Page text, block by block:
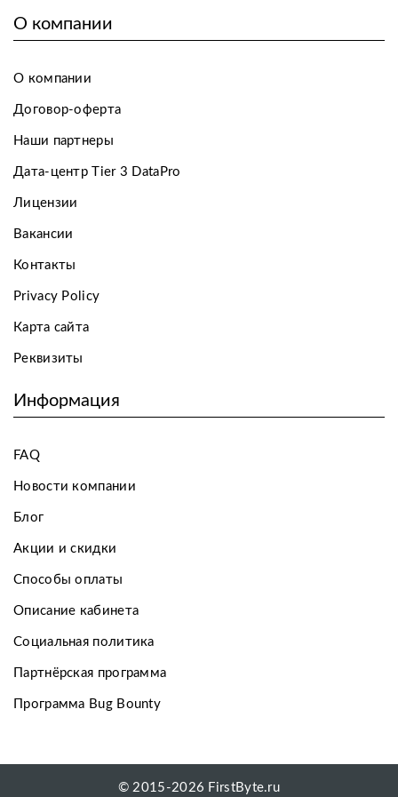
О компании
О компании
Договор-оферта
Наши партнеры
Дата-центр Tier 3 DataPro
Лицензии
Вакансии
Контакты
Privacy Policy
Карта сайта
Реквизиты
Информация
FAQ
Новости компании
Блог
Акции и скидки
Способы оплаты
Описание кабинета
Социальная политика
Партнёрская программа
Программа Bug Bounty
© 2015-2026 FirstByte.ru